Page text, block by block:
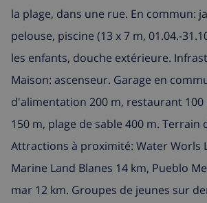
la plage, dans une rue. En commun:
pelouse, piscine (13 x 7 m, 01.04.-
les enfants, douche extérieure.
Maison: ascenseur. Garage en
d'alimentation 200 m, restaurant
150 m, plage de sable 400 m. Terrain
Attractions à proximité: Water Worls
Marine Land Blanes 14 km, Pueblo
mar 12 km. Groupes de jeunes sur